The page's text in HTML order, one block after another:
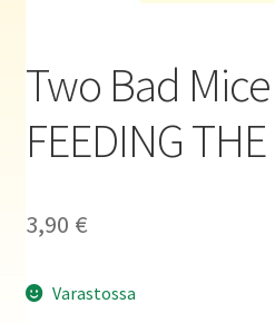
Two Bad
FEEDING
3,90 €
Varastossa